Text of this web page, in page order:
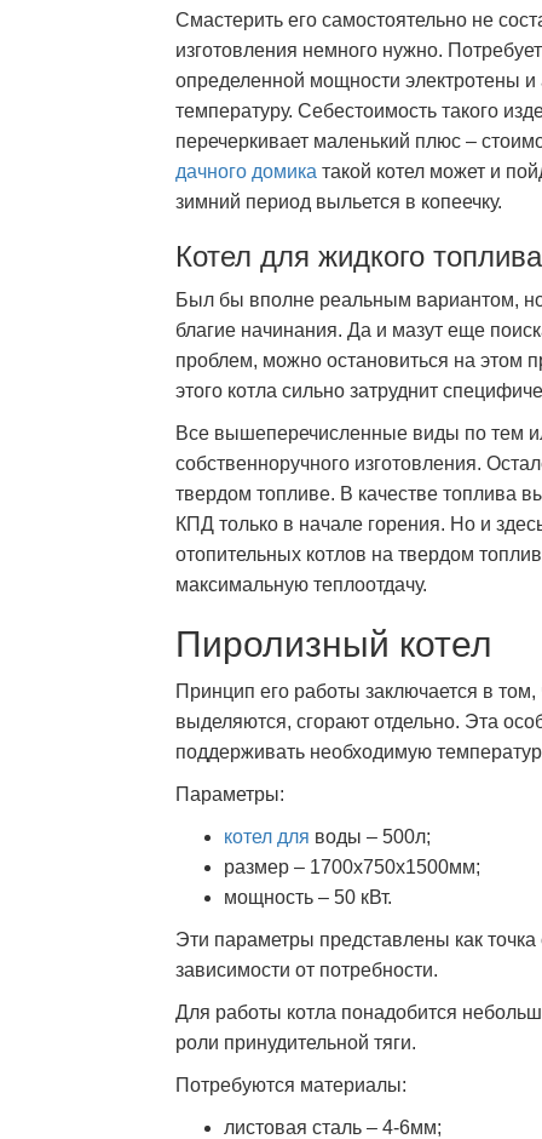
Смастерить его самостоятельно не
изготовления немного нужно.
определенной мощности электротены и
температуру. Себестоимость такого
перечеркивает маленький плюс –
дачного домика такой котел может и
зимний период выльется в копеечку.
Котел для жидкого топлива
Был бы вполне реальным вариантом, но
благие начинания. Да и мазут еще
проблем, можно остановиться на этом
этого котла сильно затруднит
Все вышеперечисленные виды по тем
собственноручного изготовления.
твердом топливе. В качестве топлива
КПД только в начале горения. Но и
отопительных котлов на твердом
максимальную теплоотдачу.
Пиролизный котел
Принцип его работы заключается в
выделяются, сгорают отдельно. Эта
поддерживать необходимую
Параметры:
котел для воды – 500л;
размер – 1700х750х1500мм;
мощность – 50 кВт.
Эти параметры представлены как
зависимости от потребности.
Для работы котла понадобится
роли принудительной тяги.
Потребуются материалы:
листовая сталь – 4-6мм;